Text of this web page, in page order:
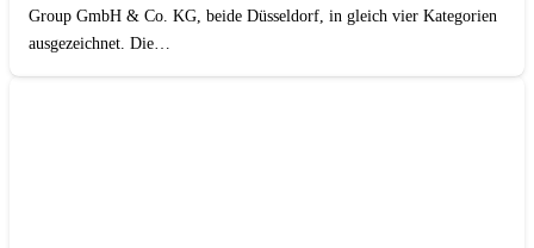
Group GmbH & Co. KG, beide Düsseldorf, in gleich vier Kategorien
ausgezeichnet. Die…